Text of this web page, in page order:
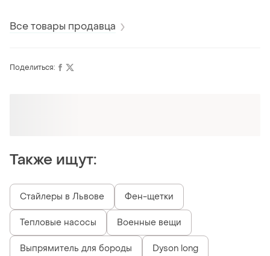
Все товары продавца
Поделиться:
Также ищут:
Стайлеры в Львове Фен-щетки
Тепловые насосы Военные вещи
Выпрямитель для бороды Dyson long